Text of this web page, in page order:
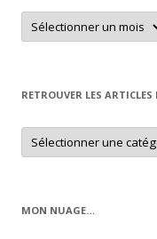
Retrouver
un
article
RETROUVER LES
Retrouver
les
articles
MON NUAGE…